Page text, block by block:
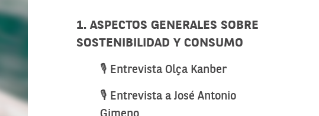
1. ASPECTOS GENERALES SOBRE
SOSTENIBILIDAD Y CONSUMO
🎙️ Entrevista Olça Kanber
🎙️ Entrevista a José Antonio